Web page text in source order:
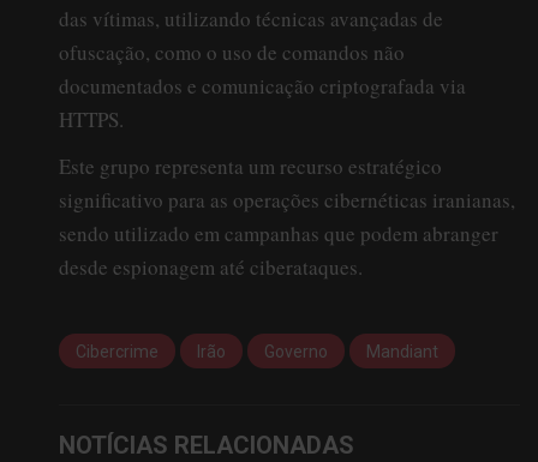
das vítimas, utilizando técnicas avançadas de
ofuscação, como o uso de comandos não
documentados e comunicação criptografada via
HTTPS.
Este grupo representa um recurso estratégico
significativo para as operações cibernéticas iranianas,
sendo utilizado em campanhas que podem abranger
desde espionagem até ciberataques.
Cibercrime Irão Governo Mandiant
NOTÍCIAS RELACIONADAS